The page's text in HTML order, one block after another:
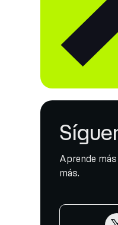
Aprende
más.